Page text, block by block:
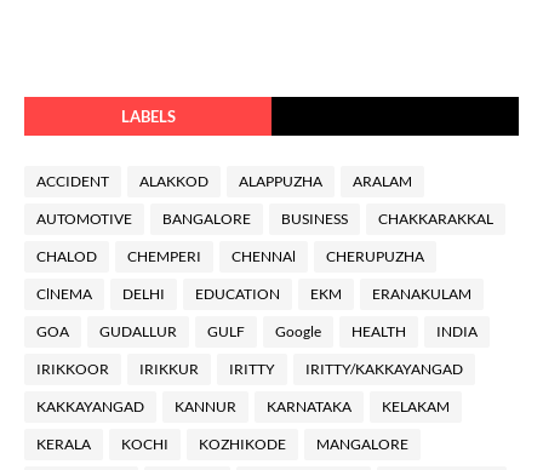
LABELS
ACCIDENT ALAKKOD ALAPPUZHA ARALAM
AUTOMOTIVE BANGALORE BUSINESS CHAKKARAKKAL
CHALOD CHEMPERI CHENNAl CHERUPUZHA
ClNEMA DELHI EDUCATION EKM ERANAKULAM
GOA GUDALLUR GULF Google HEALTH INDIA
IRIKKOOR IRIKKUR IRITTY IRITTY/KAKKAYANGAD
KAKKAYANGAD KANNUR KARNATAKA KELAKAM
KERALA KOCHI KOZHIKODE MANGALORE